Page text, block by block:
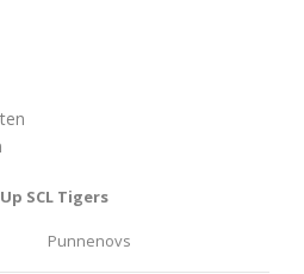
SCL Tigers
Punnenovs